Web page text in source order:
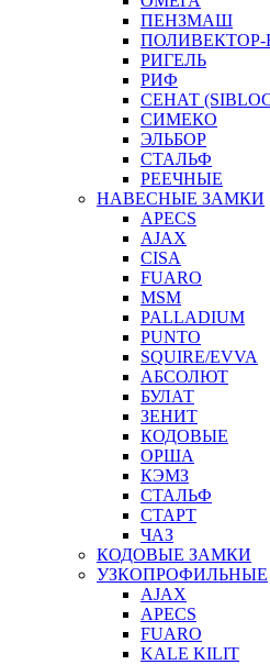
ПЕНЗМАШ
ПОЛИВЕКТОР-
РИГЕЛЬ
РИФ
СЕНАТ
СИМЕКО
ЭЛЬБОР
СТАЛЬФ
РЕЕЧНЫЕ
НАВЕСНЫЕ ЗАМКИ
APECS
AJAX
CISA
FUARO
MSM
PALLADIUM
PUNTO
SQUIRE/EVVA
АБСОЛЮТ
БУЛАТ
ЗЕНИТ
КОДОВЫЕ
ОРША
КЭМЗ
СТАЛЬФ
СТАРТ
ЧАЗ
КОДОВЫЕ ЗАМКИ
УЗКОПРОФИЛЬНЫЕ
AJAX
APECS
FUARO
KALE KILIT